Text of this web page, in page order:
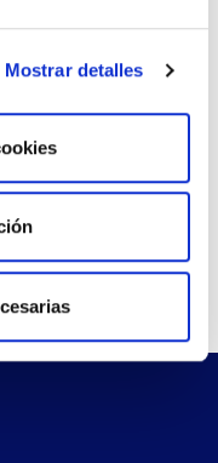
Mostrar detalles
Spain
Vecinos